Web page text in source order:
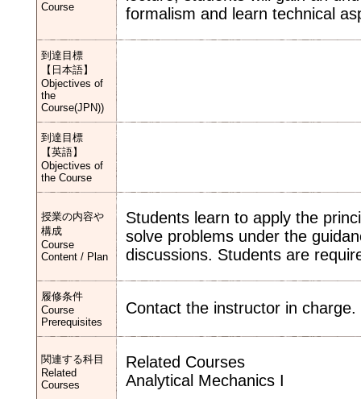
Course
formalism and learn technical
到達目標
【日本語】
Objectives of
the
Course(JPN))
到達目標
【英語】
Objectives of
the Course
授業の内容や
構成
Course
Content / Plan
Students learn to apply the
solve problems under the
discussions. Students are
履修条件
Course
Prerequisites
Contact the instructor in charge.
関連する科目
Related
Courses
Related Courses
Analytical Mechanics I